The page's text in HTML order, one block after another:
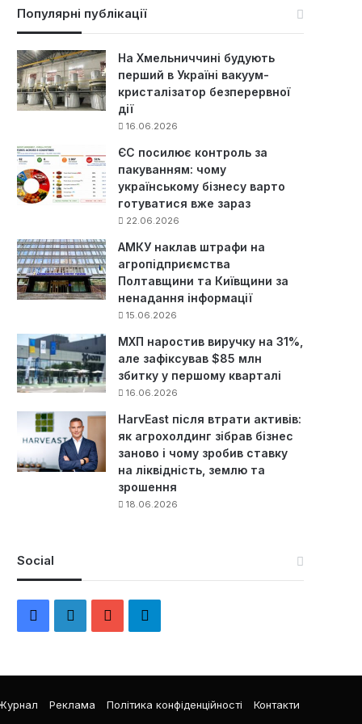
Популярні публікації
На Хмельниччині будують
перший в Україні вакуум-
кристалізатор безперервної
дії
16.06.2026
ЄС посилює контроль за
пакуванням: чому
українському бізнесу варто
готуватися вже зараз
22.06.2026
АМКУ наклав штрафи на
агропідприємства
Полтавщини та Київщини за
ненадання інформації
15.06.2026
МХП наростив виручку на 31%,
але зафіксував $85 млн
збитку у першому кварталі
16.06.2026
HarvEast після втрати активів:
як агрохолдинг зібрав бізнес
заново і чому зробив ставку
на ліквідність, землю та
зрошення
18.06.2026
Social
c
n
k
u
T
л
е
Реклама Політика конфіденційності Контакти